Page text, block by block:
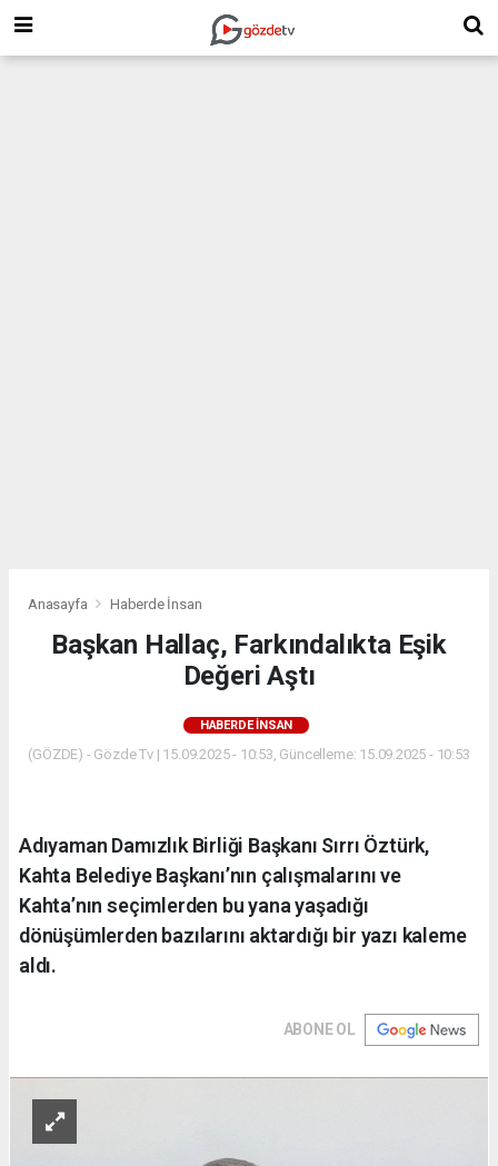
Anasayfa Haberde İnsan
Başkan Hallaç, Farkındalıkta Eşik
Değeri Aştı
HABERDE İNSAN
(GÖZDE) - Gözde Tv | 15.09.2025 - 10:53, Güncelleme: 15.09.2025 - 10:53
Adıyaman Damızlık Birliği Başkanı Sırrı Öztürk,
Kahta Belediye Başkanı’nın çalışmalarını ve
Kahta’nın seçimlerden bu yana yaşadığı
dönüşümlerden bazılarını aktardığı bir yazı kaleme
aldı.
ABONE OL